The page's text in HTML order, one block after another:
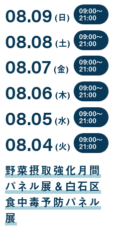
野菜摂取強化月間
パネル展＆白石区
食中毒予防パネル
展
08.04
月
04
日
(火曜
日
)
09:00〜
21:00
08.05
月
05
(水曜
日
)
09:00〜
21:00
08.06
月
06
(木曜
日
)
09:00〜
21:00
08.07
月
07
(金曜
日
)
09:00〜
21:00
08.08
月
08
(土曜
日
)
09:00〜
21:00
08.09
月
09
日
(日曜
日
)
09:00〜
21:00